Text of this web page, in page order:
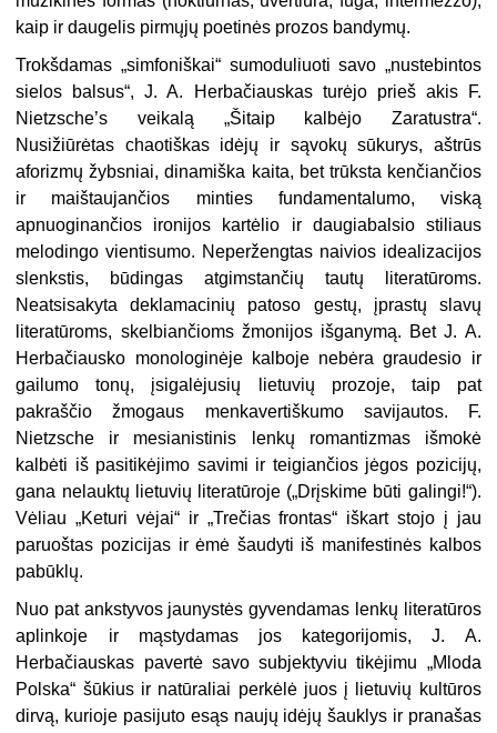
kaip ir daugelis pirmųjų poetinės prozos bandymų.
Trokšdamas „simfoniškai“ sumoduliuoti savo „nustebintos
sielos balsus“, J. A. Herbačiauskas turėjo prieš akis F.
Nietzsche’s veikalą „Šitaip kalbėjo Zaratustra“.
Nusižiūrėtas chaotiškas idėjų ir sąvokų sūkurys, aštrūs
aforizmų žybsniai, dinamiška kaita, bet trūksta kenčiančios
ir maištaujančios minties fundamentalumo, viską
apnuoginančios ironijos kartėlio ir daugiabalsio stiliaus
melodingo vientisumo. Neperžengtas naivios idealizacijos
slenkstis, būdingas atgimstančių tautų literatūroms.
Neatsisakyta deklamacinių patoso gestų, įprastų slavų
literatūroms, skelbiančioms žmonijos išganymą. Bet J. A.
Herbačiausko monologinėje kalboje nebėra graudesio ir
gailumo tonų, įsigalėjusių lietuvių prozoje, taip pat
pakraščio žmogaus menkavertiškumo savijautos. F.
Nietzsche ir mesianistinis lenkų romantizmas išmokė
kalbėti iš pasitikėjimo savimi ir teigiančios jėgos pozicijų,
gana nelauktų lietuvių literatūroje („Drįskime būti galingi!“).
Vėliau „Keturi vėjai“ ir „Trečias frontas“ iškart stojo į jau
paruoštas pozicijas ir ėmė šaudyti iš manifestinės kalbos
pabūklų.
Nuo pat ankstyvos jaunystės gyvendamas lenkų literatūros
aplinkoje ir mąstydamas jos kategorijomis, J. A.
Herbačiauskas pavertė savo subjektyviu tikėjimu „Mloda
Polska“ šūkius ir natūraliai perkėlė juos į lietuvių kultūros
dirvą, kurioje pasijuto esąs naujų idėjų šauklys ir pranašas